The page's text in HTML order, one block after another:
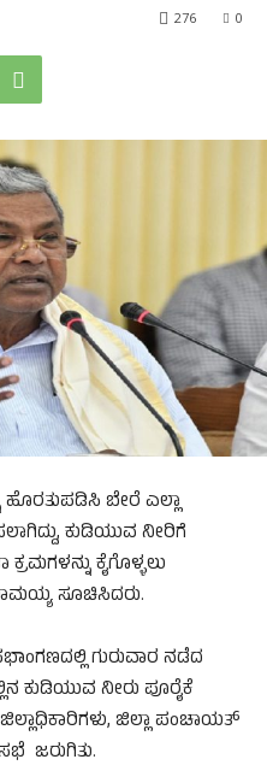
0
276
ಹೊರತುಪಡಿಸಿ ಬೇರೆ ಎಲ್ಲಾ
ಕುಡಿಯುವ ನೀರಿಗೆ
ಕೈಗೊಳ್ಳಲು
ಸೂಚಿಸಿದರು.
ಗುರುವಾರ ನಡೆದ
ಕುಡಿಯುವ ನೀರು ಪೂರೈಕೆ
ಜಿಲ್ಲಾ ಪಂಚಾಯತ್
ಜರುಗಿತು.